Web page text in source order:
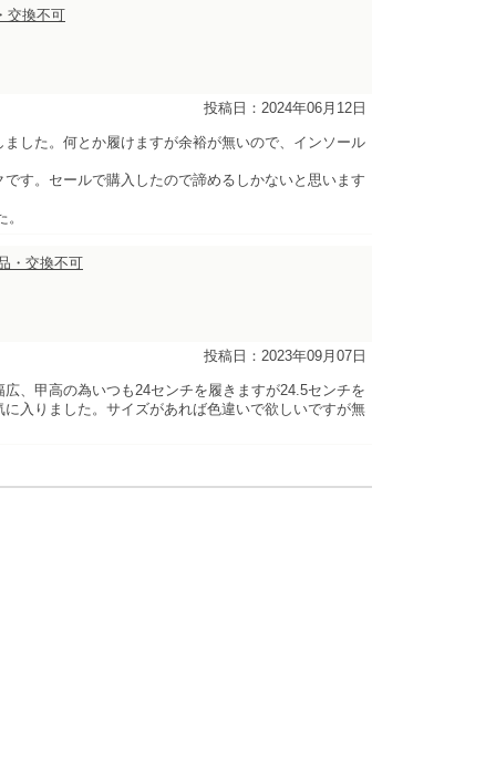
交換不可
投稿日：2024年06月12日
した。何とか履けますが余裕が無いので、インソール
す。セールで購入したので諦めるしかないと思います
・交換不可
投稿日：2023年09月07日
、甲高の為いつも24センチを履きますが24.5センチを
入りました。サイズがあれば色違いで欲しいですが無